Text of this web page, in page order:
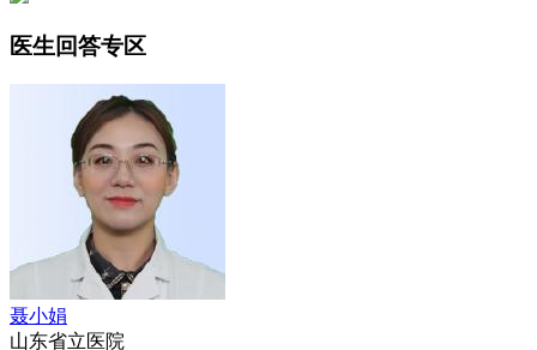
医生回答专区
聂小娟
山东省立医院